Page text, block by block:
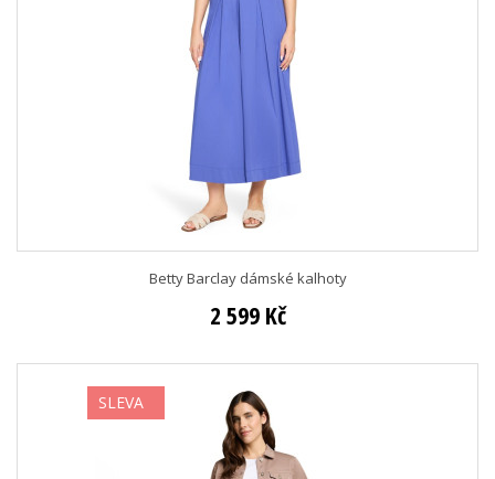
Betty Barclay dámské kalhoty
2 599 Kč
SLEVA